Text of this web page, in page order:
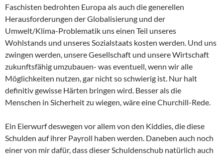
Faschisten bedrohten Europa als auch die generellen
Herausforderungen der Globalisierung und der
Umwelt/Klima-Problematik uns einen Teil unseres
Wohlstands und unseres Sozialstaats kosten werden. Und uns
zwingen werden, unsere Gesellschaft und unsere Wirtschaft
zukunftsfähig umzubauen- was eventuell, wenn wir alle
Möglichkeiten nutzen, gar nicht so schwierig ist. Nur halt
definitiv gewisse Härten bringen wird. Besser als die
Menschen in Sicherheit zu wiegen, wäre eine Churchill-Rede.
Ein Eierwurf deswegen vor allem von den Kiddies, die diese
Schulden auf ihrer Payroll haben werden. Daneben auch noch
einer von mir dafür, dass dieser Schuldenschub natürlich auch